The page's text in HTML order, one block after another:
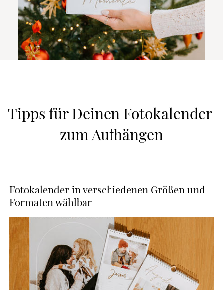
Tipps für Deinen Fotokalender
zum Aufhängen
Fotokalender in verschiedenen Größen und
Formaten wählbar